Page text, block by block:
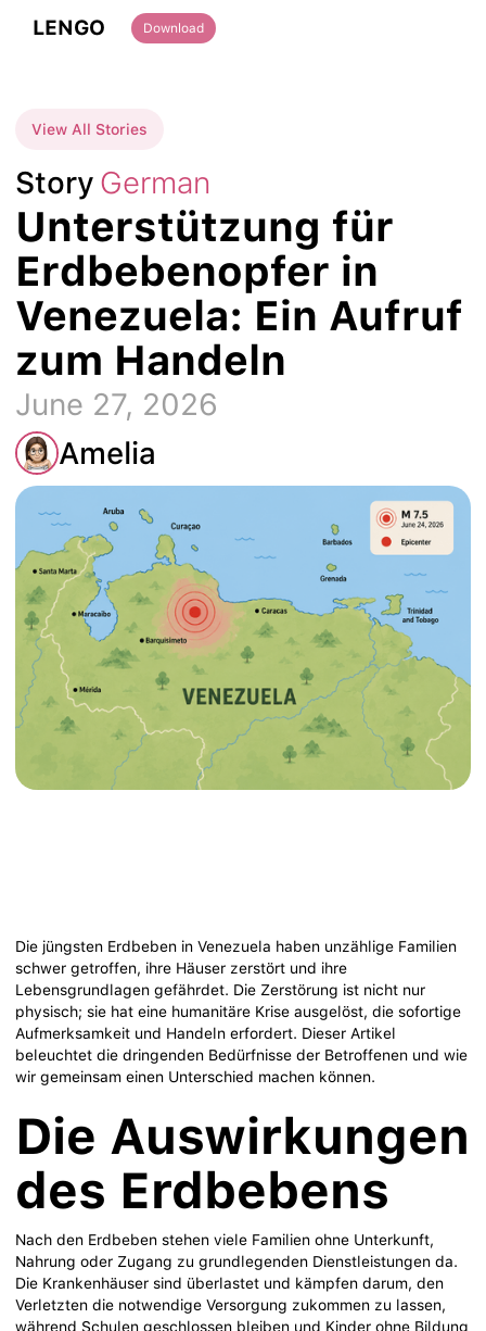
LENGO Download
View All Stories
Story German
Unterstützung für
Erdbebenopfer in
Venezuela: Ein Aufruf
zum Handeln
June 27, 2026
Amelia
Die jüngsten Erdbeben in Venezuela haben unzählige Familien
schwer getroffen, ihre Häuser zerstört und ihre
Lebensgrundlagen gefährdet. Die Zerstörung ist nicht nur
physisch; sie hat eine humanitäre Krise ausgelöst, die sofortige
Aufmerksamkeit und Handeln erfordert. Dieser Artikel
beleuchtet die dringenden Bedürfnisse der Betroffenen und wie
wir gemeinsam einen Unterschied machen können.
Die Auswirkungen
des Erdbebens
Nach den Erdbeben stehen viele Familien ohne Unterkunft,
Nahrung oder Zugang zu grundlegenden Dienstleistungen da.
Die Krankenhäuser sind überlastet und kämpfen darum, den
Verletzten die notwendige Versorgung zukommen zu lassen,
während Schulen geschlossen bleiben und Kinder ohne Bildung